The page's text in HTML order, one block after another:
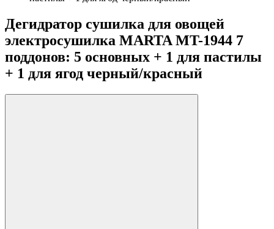
Дегидратор сушилка для овощей
электросушилка MARTA MT-1944 7
поддонов: 5 основных + 1 для пастилы
+ 1 для ягод черный/красный